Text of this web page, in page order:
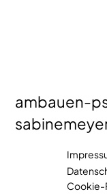
ambauen-
Cookie-